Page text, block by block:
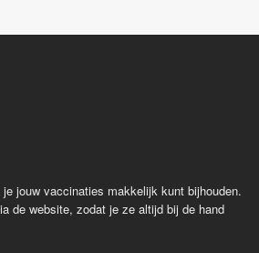
jouw vaccinaties makkelijk kunt bijhouden.
de website, zodat je ze altijd bij de hand